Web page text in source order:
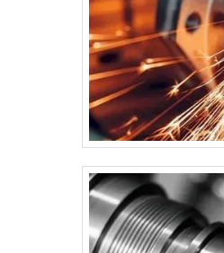
quais a USB – Usinagem
falamos de empresas do
em usinagem metal
que há de mais atual para
cada cliente. A equipe é
vasta experiência na área
para melhor
DA EMPRESASomente na
existem as melhores
o assunto for
mecânica. Os clientes